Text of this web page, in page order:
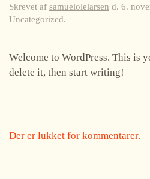
Skrevet af samuelolelarsen d. 6.
Uncategorized.
Welcome to WordPress. This is
delete it, then start writing!
Der er lukket for kommentarer.